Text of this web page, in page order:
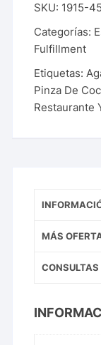
SKU: 1915-
Categorías:
Fulfillment
Etiquetas:
Pinza De
Restaurante
MÁS
CONSULTAS